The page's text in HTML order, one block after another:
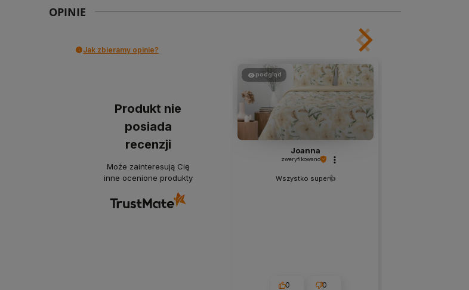
OPINIE
Jak zbieramy opinie?
Produkt nie
posiada
recenzji
Może zainteresują Cię
inne ocenione produkty
podgląd
Joanna
zweryfikowano
Wszystko super👍️
0 0